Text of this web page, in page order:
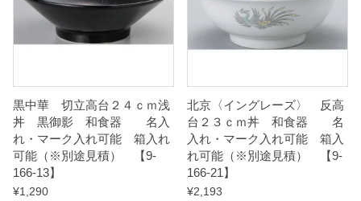
3
】
q
a
黒中華 切立高台２４ｃｍ浅
丼 黒御影 和食器 名入
れ・マーク入れ可能 箱入れ
可能（※別途見積） 【9-
166-13】
¥1,290
北京〈イングレーズ〉 反高
台２３ｃｍ丼 和食器 名
入れ・マーク入れ可能 箱入
れ可能（※別途見積） 【9-
166-21】
¥2,193